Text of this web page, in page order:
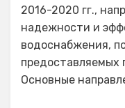
2016-2020 гг.,
надежности и
водоснабжения,
предоставляемых
Основные